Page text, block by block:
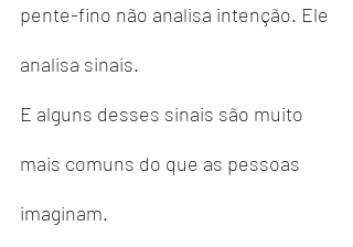
pente-fino não analisa intenção. Ele
analisa sinais.
E alguns desses sinais são muito
mais comuns do que as pessoas
imaginam.